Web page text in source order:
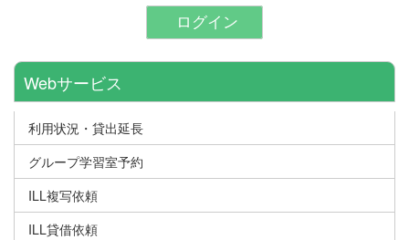
ログイン
Webサービス
利用状況・貸出延長
グループ学習室予約
ILL複写依頼
ILL貸借依頼